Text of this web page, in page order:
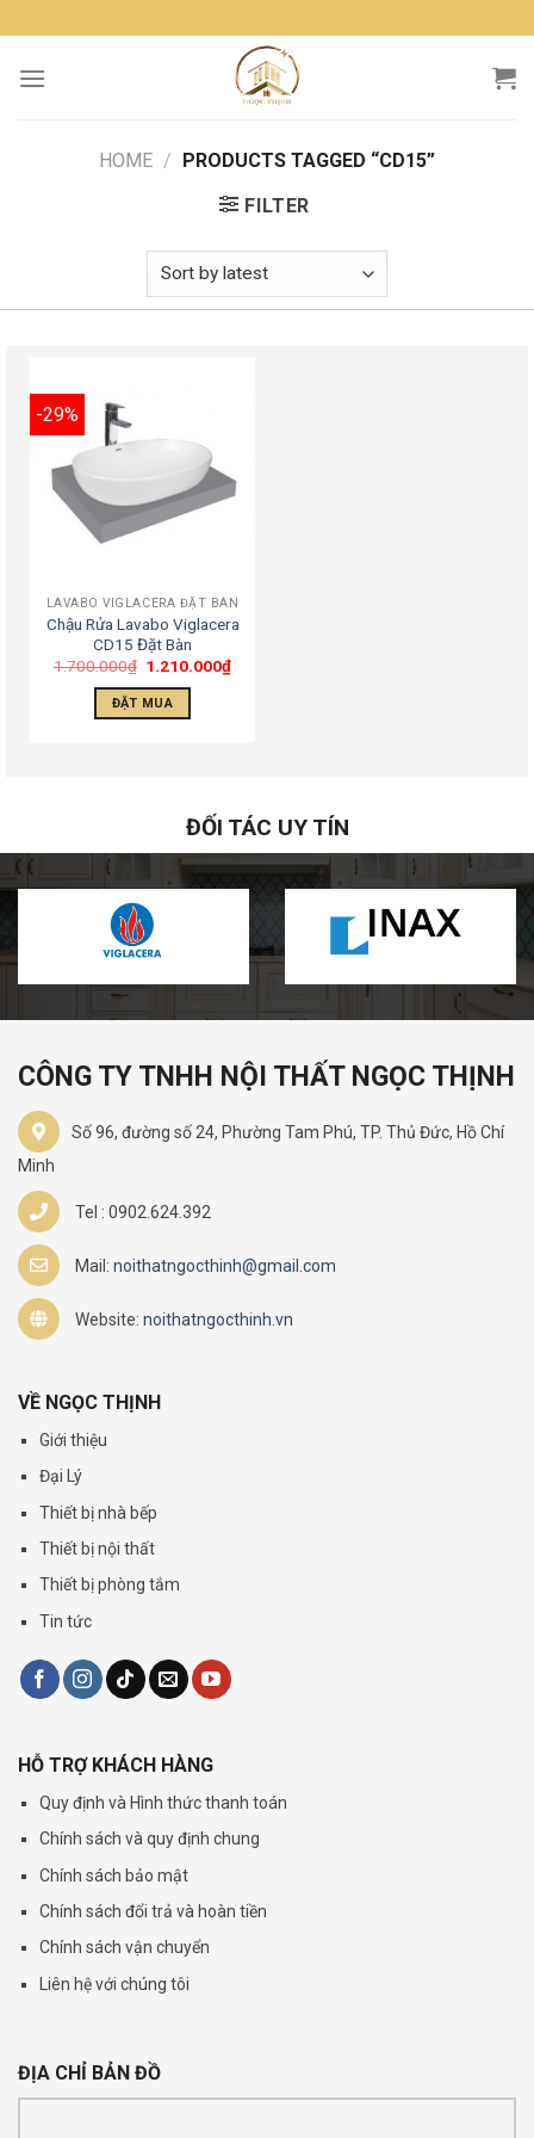
to
content
HOME / PRODUCTS TAGGED “CD15”
FILTER
-29%
LAVABO VIGLACERA ĐẶT BÀN
Chậu Rửa Lavabo Viglacera
CD15 Đặt Bàn
1.700.000₫ 1.210.000₫
ĐẶT MUA
ĐỐI TÁC UY TÍN
CÔNG TY TNHH NỘI THẤT NGỌC THỊNH
Số 96, đường số 24, Phường Tam Phú, TP. Thủ Đức, Hồ Chí
Minh
Tel : 0902.624.392
Mail: noithatngocthinh@gmail.com
Website: noithatngocthinh.vn
VỀ NGỌC THỊNH
Giới thiệu
Đại Lý
Thiết bị nhà bếp
Thiết bị nội thất
Thiết bị phòng tắm
Tin tức
HỖ TRỢ KHÁCH HÀNG
Quy định và Hình thức thanh toán
Chính sách và quy định chung
Chính sách bảo mật
Chính sách đổi trả và hoàn tiền
Chính sách vận chuyển
Liên hệ với chúng tôi
ĐỊA CHỈ BẢN ĐỒ